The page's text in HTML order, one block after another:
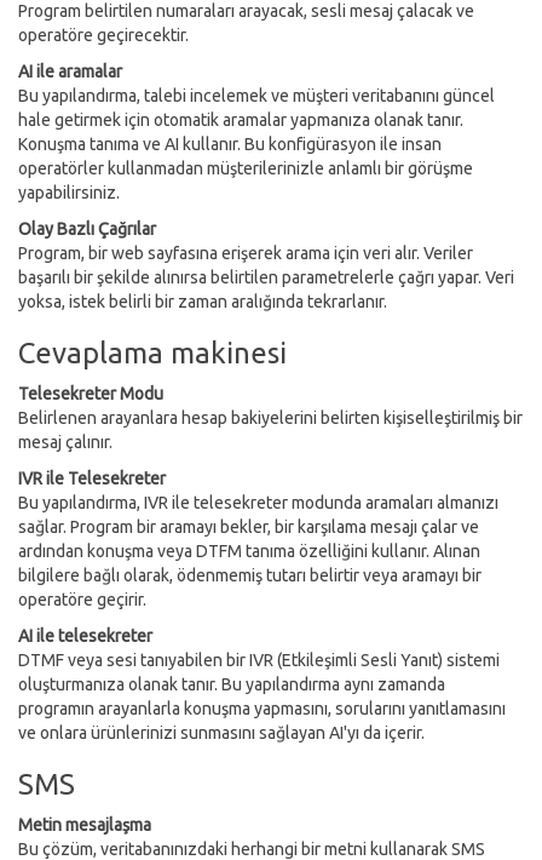
Program belirtilen numaraları arayacak, sesli mesaj çalacak ve
operatöre geçirecektir.
AI ile aramalar
Bu yapılandırma, talebi incelemek ve müşteri veritabanını güncel
hale getirmek için otomatik aramalar yapmanıza olanak tanır.
Konuşma tanıma ve AI kullanır. Bu konfigürasyon ile insan
operatörler kullanmadan müşterilerinizle anlamlı bir görüşme
yapabilirsiniz.
Olay Bazlı Çağrılar
Program, bir web sayfasına erişerek arama için veri alır. Veriler
başarılı bir şekilde alınırsa belirtilen parametrelerle çağrı yapar. Veri
yoksa, istek belirli bir zaman aralığında tekrarlanır.
Cevaplama makinesi
Telesekreter Modu
Belirlenen arayanlara hesap bakiyelerini belirten kişiselleştirilmiş bir
mesaj çalınır.
IVR ile Telesekreter
Bu yapılandırma, IVR ile telesekreter modunda aramaları almanızı
sağlar. Program bir aramayı bekler, bir karşılama mesajı çalar ve
ardından konuşma veya DTFM tanıma özelliğini kullanır. Alınan
bilgilere bağlı olarak, ödenmemiş tutarı belirtir veya aramayı bir
operatöre geçirir.
AI ile telesekreter
DTMF veya sesi tanıyabilen bir IVR (Etkileşimli Sesli Yanıt) sistemi
oluşturmanıza olanak tanır. Bu yapılandırma aynı zamanda
programın arayanlarla konuşma yapmasını, sorularını yanıtlamasını
ve onlara ürünlerinizi sunmasını sağlayan AI'yı da içerir.
SMS
Metin mesajlaşma
Bu çözüm, veritabanınızdaki herhangi bir metni kullanarak SMS